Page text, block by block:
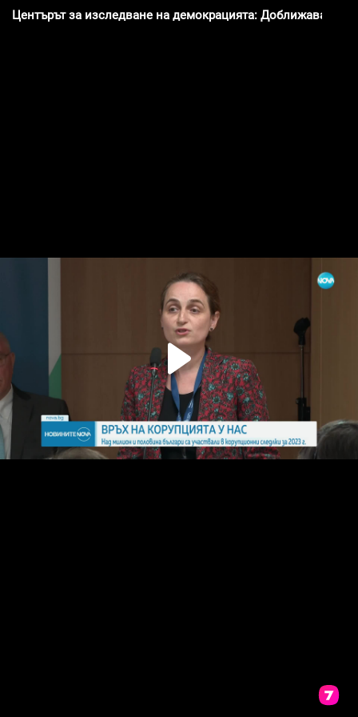
Центърът за изследване на демокрацията: Доближаваме